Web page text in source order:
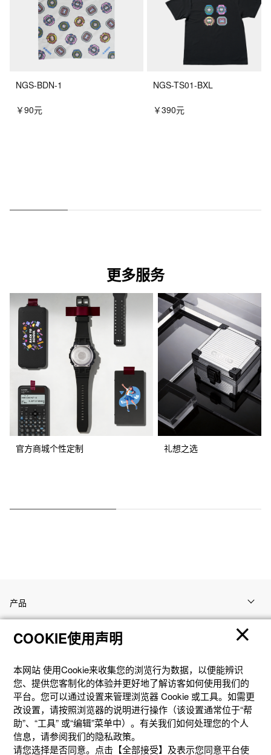
NGS-BDN-1
￥90元
NGS-TS01-BXL
￥390元
更多服务
官方商城个性定制 礼想之选
产品
客户支持
资讯
社交媒体
COOKIE使用声明
本网站 使⽤Cookie来收集您的浏览⾏为数据，以便能辨识
您、提供您客制化的体验并更好地了解访客如何使⽤我们的
平台。您可以通过设置来管理浏览器 Cookie 或⼯具。如需更
改设置，请按照浏览器的说明进⾏操作（该设置通常位于“帮
助”、“⼯具” 或“编辑”菜单中）。有关我们如何处理您的个⼈
信息，请参阅我们的隐私政策。
请您选择是否同意。点击【全部接受】及表示您同意平台使